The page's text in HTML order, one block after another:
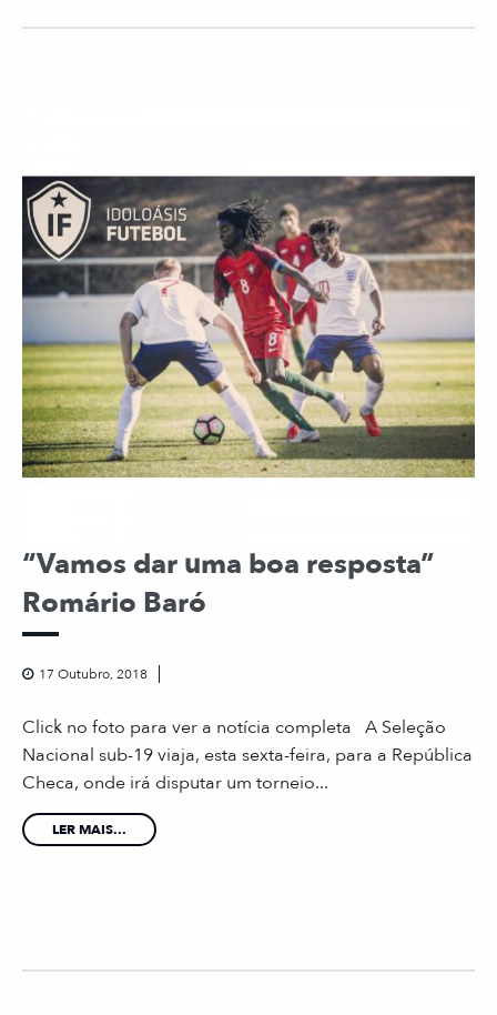
“Vamos dar uma boa resposta”
Romário Baró
17 Outubro, 2018
Click no foto para ver a notícia completa A Seleção
Nacional sub-19 viaja, esta sexta-feira, para a República
Checa, onde irá disputar um torneio...
LER MAIS...